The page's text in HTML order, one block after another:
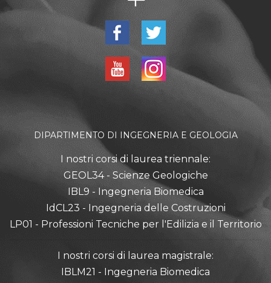
DIPARTIMENTO DI INGEGNERIA E GEOLOGIA
I nostri corsi di laurea triennale:
GEOL34 - Scienze Geologiche
IBL9 - Ingegneria Biomedica
IdCL23 - Ingegneria delle Costruzioni
LP01 - Professioni Tecniche per l'Edilizia e il Territorio
I nostri corsi di laurea magistrale:
IBLM21 - Ingegneria Biomedica